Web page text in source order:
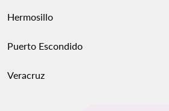
Hermosillo
Puerto Escondido
Veracruz